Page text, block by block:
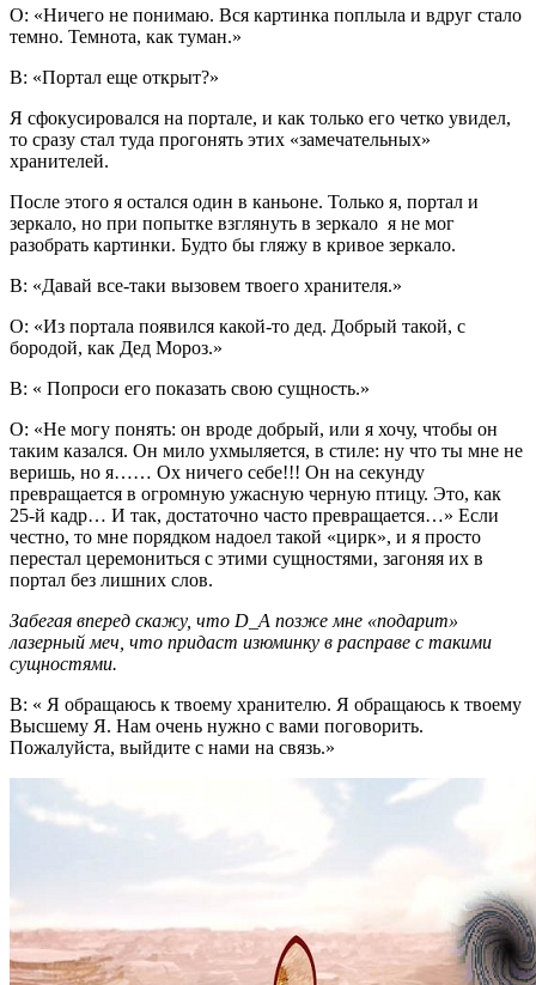
О: «Ничего не понимаю. Вся картинка поплыла и вдруг стало
темно. Темнота, как туман.»
В: «Портал еще открыт?»
Я сфокусировался на портале, и как только его четко увидел,
то сразу стал туда прогонять этих «замечательных»
хранителей.
После этого я остался один в каньоне. Только я, портал и
зеркало, но при попытке взглянуть в зеркало я не мог
разобрать картинки. Будто бы гляжу в кривое зеркало.
В: «Давай все-таки вызовем твоего хранителя.»
О: «Из портала появился какой-то дед. Добрый такой, с
бородой, как Дед Мороз.»
В: « Попроси его показать свою сущность.»
О: «Не могу понять: он вроде добрый, или я хочу, чтобы он
таким казался. Он мило ухмыляется, в стиле: ну что ты мне не
веришь, но я…… Ох ничего себе!!! Он на секунду
превращается в огромную ужасную черную птицу. Это, как
25-й кадр… И так, достаточно часто превращается…» Если
честно, то мне порядком надоел такой «цирк», и я просто
перестал церемониться с этими сущностями, загоняя их в
портал без лишних слов.
Забегая вперед скажу, что D_A позже мне «подарит»
лазерный меч, что придаст изюминку в расправе с такими
сущностями.
В: « Я обращаюсь к твоему хранителю. Я обращаюсь к твоему
Высшему Я. Нам очень нужно с вами поговорить.
Пожалуйста, выйдите с нами на связь.»